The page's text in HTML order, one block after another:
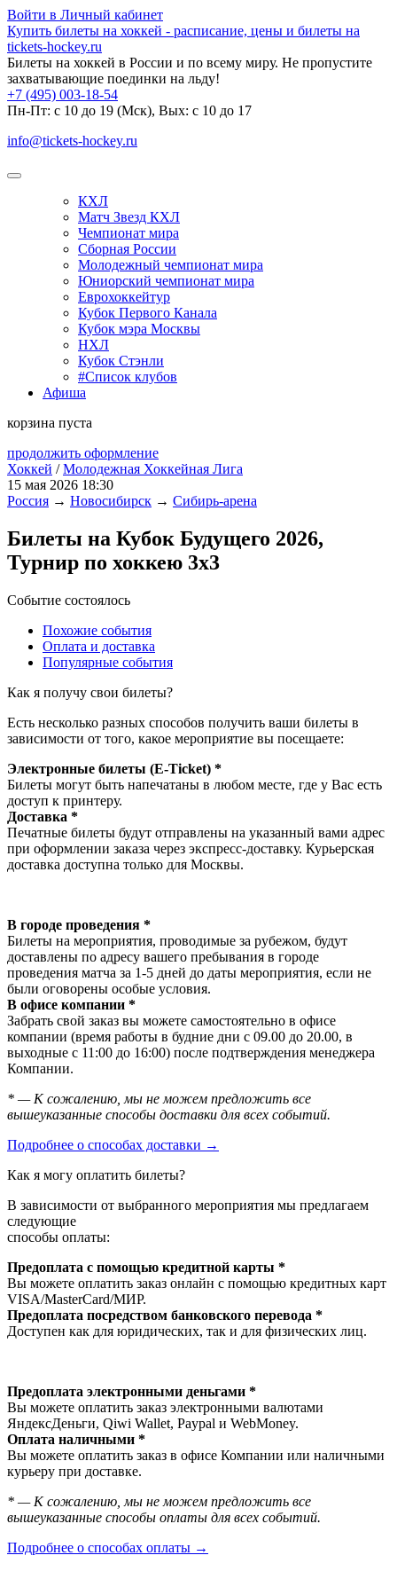
Войти в Личный кабинет
Купить билеты на хоккей - расписание, цены и билеты на
tickets-hockey.ru
Билеты на хоккей в России и по всему миру. Не пропустите
захватывающие поединки на льду!
+7 (495) 003-18-54
Пн-Пт: c 10 до 19 (Мск), Вых: с 10 до 17
info@tickets-hockey.ru
КХЛ
Матч Звезд КХЛ
Чемпионат мира
Сборная России
Молодежный чемпионат мира
Юниорский чемпионат мира
Еврохоккейтур
Кубок Первого Канала
Кубок мэра Москвы
НХЛ
Кубок Стэнли
#Список клубов
Афиша
корзина пуста
продолжить оформление
Хоккей /Молодежная Хоккейная Лига
15 мая 2026 18:30
Россия → Новосибирск → Сибирь-арена
Билеты на Кубок Будущего 2026,
Турнир по хоккею 3х3
Событие состоялось
Похожие события
Оплата и доставка
Популярные события
Как я получу свои билеты?
Есть несколько разных способов получить ваши билеты в
зависимости от того, какое мероприятие вы посещаете:
Электронные билеты (E-Ticket) *
Билеты могут быть напечатаны в любом месте, где у Вас есть
доступ к принтеру.
Доставка *
Печатные билеты будут отправлены на указанный вами адрес
при оформлении заказа через экспресс-доставку. Курьерская
доставка доступна только для Москвы.
В городе проведения *
Билеты на мероприятия, проводимые за рубежом, будут
доставлены по адресу вашего пребывания в городе
проведения матча за 1-5 дней до даты мероприятия, если не
были оговорены особые условия.
В офисе компании *
Забрать свой заказ вы можете самостоятельно в офисе
компании (время работы в будние дни с 09.00 до 20.00, в
выходные с 11:00 до 16:00) после подтверждения менеджера
Компании.
* — К сожалению, мы не можем предложить все
вышеуказанные способы доставки для всех событий.
Подробнее о способах доставки →
Как я могу оплатить билеты?
В зависимости от выбранного мероприятия мы предлагаем
следующие
способы оплаты:
Предоплата с помощью кредитной карты *
Вы можете оплатить заказ онлайн с помощью кредитных карт
VISA/MasterСard/МИР.
Предоплата посредством банковского перевода *
Доступен как для юридических, так и для физических лиц.
Предоплата электронными деньгами *
Вы можете оплатить заказ электронными валютами
ЯндексДеньги, Qiwi Wallet, Paypal и WebMoney.
Оплата наличными *
Вы можете оплатить заказ в офисе Компании или наличными
курьеру при доставке.
* — К сожалению, мы не можем предложить все
вышеуказанные способы оплаты для всех событий.
Подробнее о способах оплаты →